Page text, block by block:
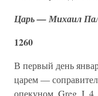
Царь — Михаил
1260
В первый день
царем —
опекуном. Greg. I.